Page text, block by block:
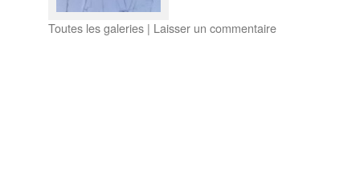
Toutes les galeries | Laisser un commentaire